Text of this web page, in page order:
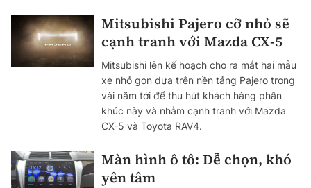
Mitsubishi Pajero cỡ nhỏ sẽ
cạnh tranh với Mazda CX-5
Mitsubishi lên kế hoạch cho ra mắt hai mẫu
xe nhỏ gọn dựa trên nền tảng Pajero trong
vài năm tới để thu hút khách hàng phân
khúc này và nhằm cạnh tranh với Mazda
CX-5 và Toyota RAV4.
Màn hình ô tô: Dễ chọn, khó
yên tâm